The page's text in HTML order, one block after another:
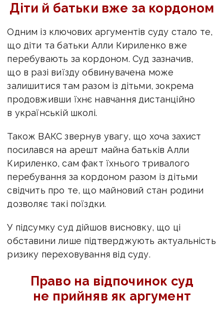
Діти й батьки вже за кордоном
Одним із ключових аргументів суду стало те,
що діти та батьки Алли Кириленко вже
перебувають за кордоном. Суд зазначив,
що в разі виїзду обвинувачена може
залишитися там разом із дітьми,зокрема
продовживши їхнє навчання дистанційно
в українській школі.
Також ВАКС звернув увагу, що хоча захист
посилався на арешт майна батьків Алли
Кириленко, сам факт їхнього тривалого
перебування за кордоном разом із дітьми
свідчить про те, що майновий стан родини
дозволяє такі поїздки.
У підсумку суд дійшов висновку, що ці
обставини лише підтверджують актуальність
ризику переховування від суду.
Право на відпочинок суд
не прийняв як аргумент